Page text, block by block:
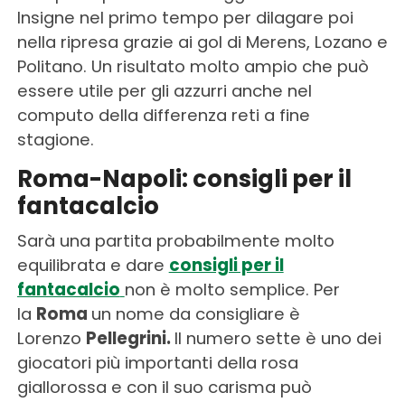
Insigne nel primo tempo per dilagare poi
nella ripresa grazie ai gol di Merens, Lozano e
Politano. Un risultato molto ampio che può
essere utile per gli azzurri anche nel
computo della differenza reti a fine
stagione.
Roma-Napoli: consigli per il
fantacalcio
Sarà una partita probabilmente molto
equilibrata e dare consigli per il
fantacalcio non è molto semplice. Per
la Roma un nome da consigliare è
Lorenzo Pellegrini. Il numero sette è uno dei
giocatori più importanti della rosa
giallorossa e con il suo carisma può